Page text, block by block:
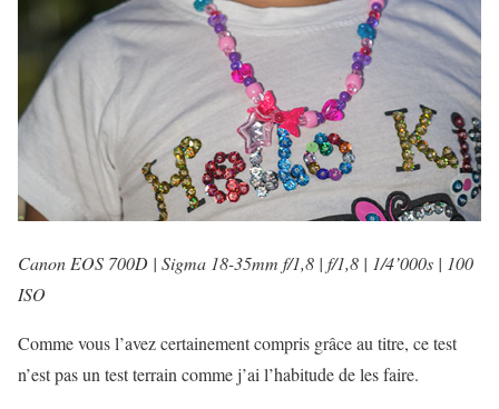
Canon EOS 700D | Sigma 18-35mm f/1,8 | f/1,8 | 1/4’000s | 100
ISO
Comme vous l’avez certainement compris grâce au titre, ce test
n’est pas un test terrain comme j’ai l’habitude de les faire.